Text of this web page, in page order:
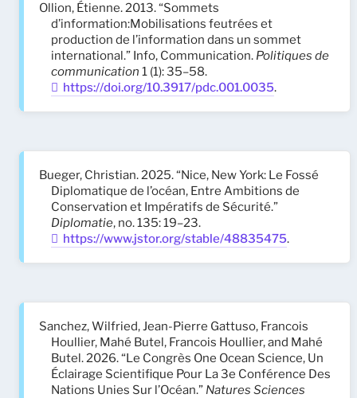
Ollion, Étienne. 2013. “Sommets
d’information:Mobilisations feutrées et
production de l’information dans un sommet
international.” Info, Communication. Politiques de
communication 1 (1): 35–58.
https://doi.org/10.3917/pdc.001.0035.
Bueger, Christian. 2025. “Nice, New York: Le Fossé
Diplomatique de l’océan, Entre Ambitions de
Conservation et Impératifs de Sécurité.”
Diplomatie, no. 135: 19–23.
https://www.jstor.org/stable/48835475.
Sanchez, Wilfried, Jean-Pierre Gattuso, Francois
Houllier, Mahé Butel, Francois Houllier, and Mahé
Butel. 2026. “Le Congrès One Ocean Science, Un
Éclairage Scientifique Pour La 3e Conférence Des
Nations Unies Sur l’Océan.” Natures Sciences